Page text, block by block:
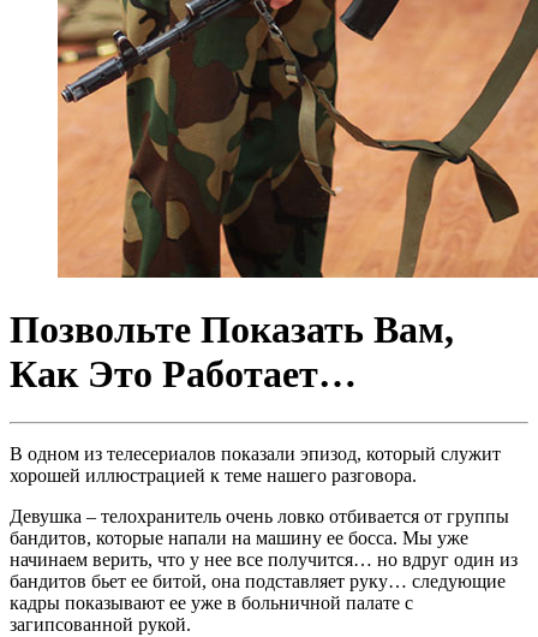
Позвольте Показать Вам,
Как Это Работает…
В одном из телесериалов показали эпизод, который служит
хорошей иллюстрацией к теме нашего разговора.
Девушка – телохранитель очень ловко отбивается от группы
бандитов, которые напали на машину ее босса. Мы уже
начинаем верить, что у нее все получится… но вдруг один из
бандитов бьет ее битой, она подставляет руку… следующие
кадры показывают ее уже в больничной палате с
загипсованной рукой.